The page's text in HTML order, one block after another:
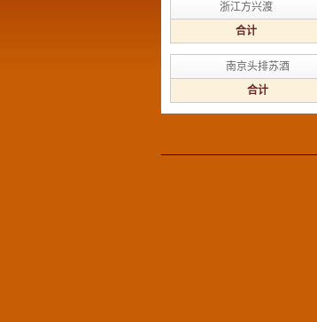
浙江方兴渡
合计
南京头排苏酒
合计